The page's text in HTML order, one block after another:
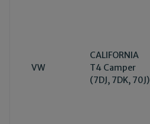
VW
CALIFORNIA
T4 Camper
(7DJ, 7DK, 70J)